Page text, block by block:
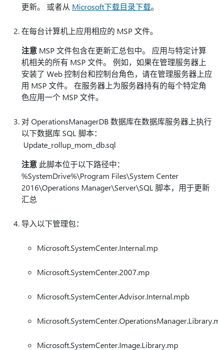
更新。 或者从 Microsoft下载目录下载。
在每台计算机上应用相应的 MSP 文件。
注意 MSP 文件包含在更新汇总包中。 应用与特定计算
机相关的所有 MSP 文件。 例如，如果在管理服务器上
安装了 Web 控制台和控制台角色，请在管理服务器上应
用 MSP 文件。 在服务器上为服务器持有的每个特定角
色应用一个 MSP 文件。
对 OperationsManagerDB 数据库在数据库服务器上执行
以下数据库 SQL 脚本：
Update_rollup_mom_db.sql
注意 此脚本位于以下路径中：
%SystemDrive%\Program Files\System Center
2016\Operations Manager\Server\SQL 脚本，用于更新
汇总
导入以下管理包：
Microsoft.SystemCenter.Internal.mp
Microsoft.SystemCenter.2007.mp
Microsoft.SystemCenter.Advisor.Internal.mpb
Microsoft.SystemCenter.Image.Library.mp